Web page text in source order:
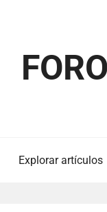
Explorar artículos